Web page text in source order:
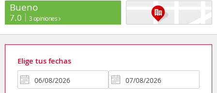
Bueno
7.0 3 opiniones
Elige tus fechas